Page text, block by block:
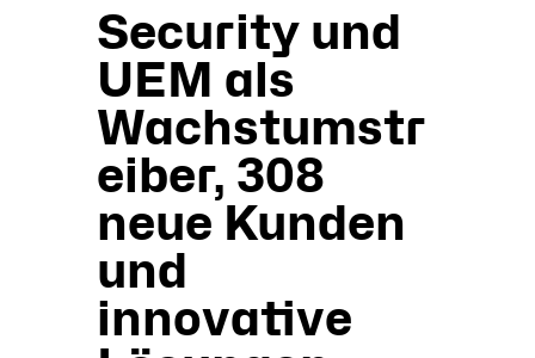
Security und
UEM als
Wachstumstr
eiber, 308
neue Kunden
und
innovative